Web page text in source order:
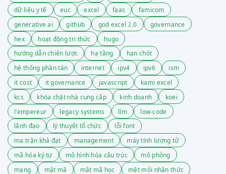
dữ liệu y tế
euc excel faas
famicom
generative ai
github god excel 2.0
governance
hex
hoạt động tri thức
hugo
hướng dẫn chiến lược
hạ tầng
hạn chót
hệ thống phân tán
internet ipv4 ipv6
ism
it cost
it governance javascript
kami excel
kcs
khóa chặt nhà cung cấp kinh doanh
koei
l'empereur
legacy systems llm
low-code
lãnh đạo
lý thuyết tổ chức
lỗi font
ma trận khả đạt
management
máy tính lượng tử
mã hóa ký tự
mô hình hóa cấu trúc
mô phỏng
mạng
mật mã mật mã học
mệt mỏi nhận thức